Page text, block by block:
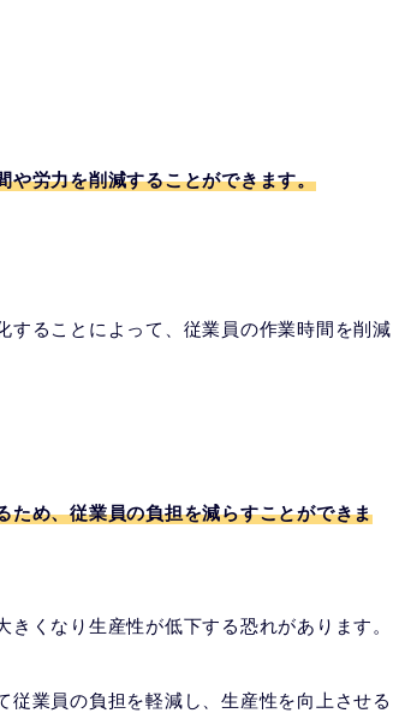
や労力を削減することができます。
ることによって、従業員の作業時間を削減
ため、従業員の負担を減らすことができま
くなり生産性が低下する恐れがあります。
業員の負担を軽減し、生産性を向上させる